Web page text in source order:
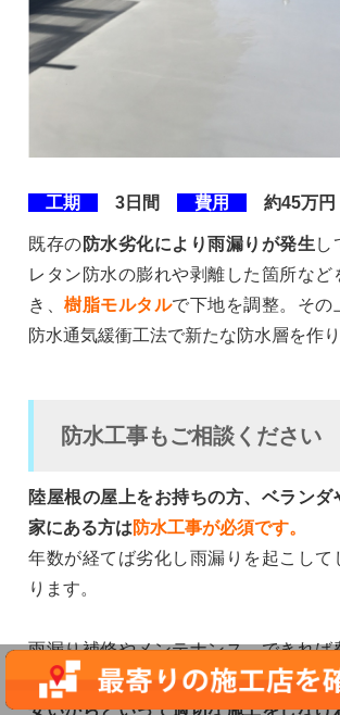
工期 3日間 費用 約45万円
既存の 防水劣化により雨漏りが発生 し
レタン防水の膨れや剥離した箇所など
き、樹脂モルタルで下地を調整。その
防水通気緩衝工法で新たな防水層を作り
防水工事もご相談ください
陸屋根の屋上をお持ちの方、ベランダ
家にある方は 防水工事が必須です。
年数が経てば劣化し雨漏りを起こして
ります。
雨漏り補修やメンテナンス、できれば
ないという思いもあるかもしれません
安いからといって適切な施工をしなけ